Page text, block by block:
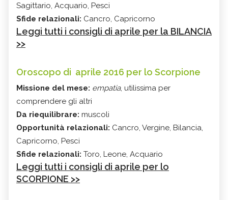
Sagittario, Acquario, Pesci
Sfide relazionali: Cancro, Capricorno
Leggi tutti i consigli di aprile per la BILANCIA
>>
Oroscopo di aprile 2016 per lo Scorpione
Missione del mese: empatia, utilissima per
comprendere gli altri
Da riequilibrare: muscoli
Opportunità relazionali: Cancro, Vergine, Bilancia,
Capricorno, Pesci
Sfide relazionali: Toro, Leone, Acquario
Leggi tutti i consigli di aprile per lo
SCORPIONE >>